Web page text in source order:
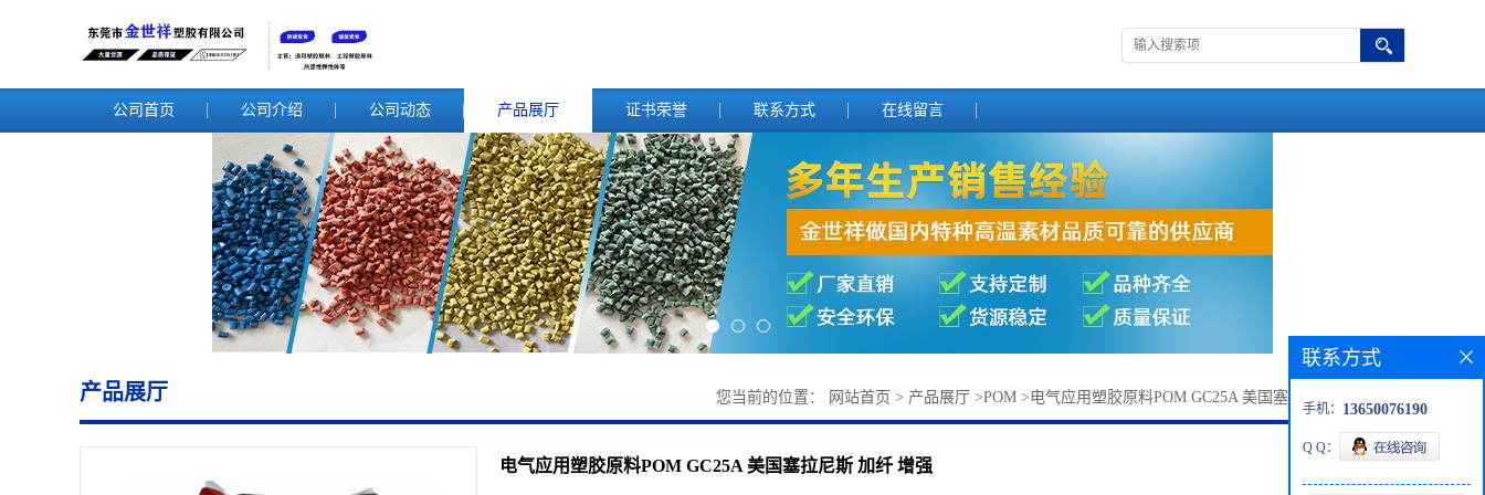
公司首页 公司介绍 公司动态 产品展厅 证书荣誉 联系方式 在线留言
产品展厅 您当前的位置： 网站首页 > 产品展厅 >POM >电气应用塑胶原料POM GC25A 美国塞拉尼斯 加纤 增强
电气应用塑胶原料POM GC25A 美国塞拉尼斯 加纤 增强
联系方式
手机： 13650076190
Q Q：